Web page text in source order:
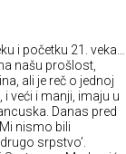
i početku 21. veka…
našu prošlost,
ali je reč o jednoj
i veći i manji, imaju u
Danas pred
nismo bili
srpstvo’.